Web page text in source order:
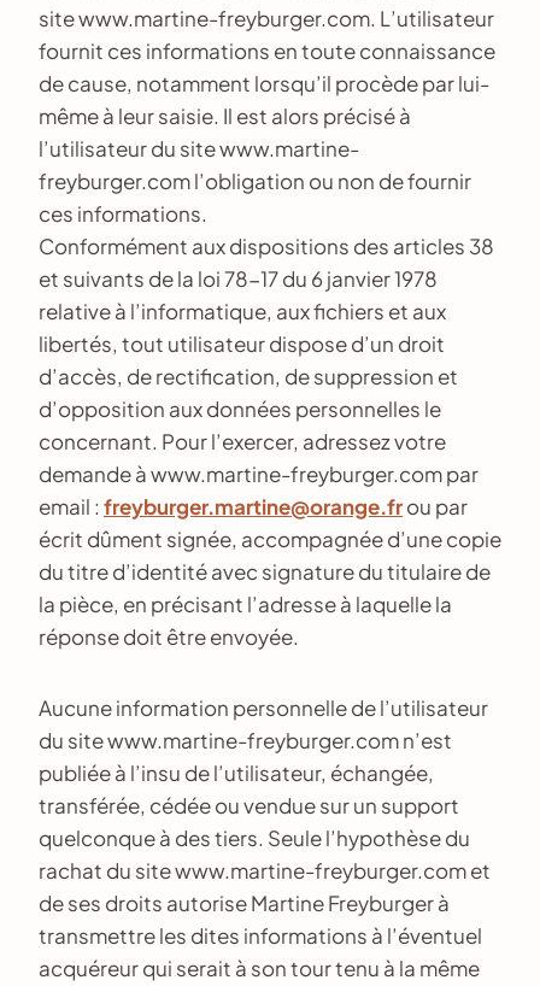
site www.martine-freyburger.com. L’utilisateur
fournit ces informations en toute connaissance
de cause, notamment lorsqu’il procède par lui-
même à leur saisie. Il est alors précisé à
l’utilisateur du site www.martine-
freyburger.com l’obligation ou non de fournir
ces informations.
Conformément aux dispositions des articles 38
et suivants de la loi 78-17 du 6 janvier 1978
relative à l’informatique, aux fichiers et aux
libertés, tout utilisateur dispose d’un droit
d’accès, de rectification, de suppression et
d’opposition aux données personnelles le
concernant. Pour l’exercer, adressez votre
demande à www.martine-freyburger.com par
email : freyburger.martine@orange.frou par
écrit dûment signée, accompagnée d’une copie
du titre d’identité avec signature du titulaire de
la pièce, en précisant l’adresse à laquelle la
réponse doit être envoyée.
Aucune information personnelle de l’utilisateur
du site www.martine-freyburger.com n’est
publiée à l’insu de l’utilisateur, échangée,
transférée, cédée ou vendue sur un support
quelconque à des tiers. Seule l’hypothèse du
rachat du site www.martine-freyburger.com et
de ses droits autorise Martine Freyburger à
transmettre les dites informations à l’éventuel
acquéreur qui serait à son tour tenu à la même